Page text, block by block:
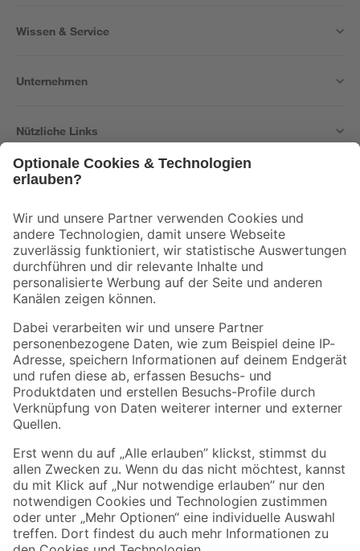
Wissen & Service
Unternehmen
Nützliche Links
Der toom Newsletter: Keine Angebote und Aktionen mehr verpassen!
Zur Newsletter Anmeldung
Folge uns
Zahlungsarten Versandarten
Sicher einkaufen
Jetzt die toom-App herunterladen